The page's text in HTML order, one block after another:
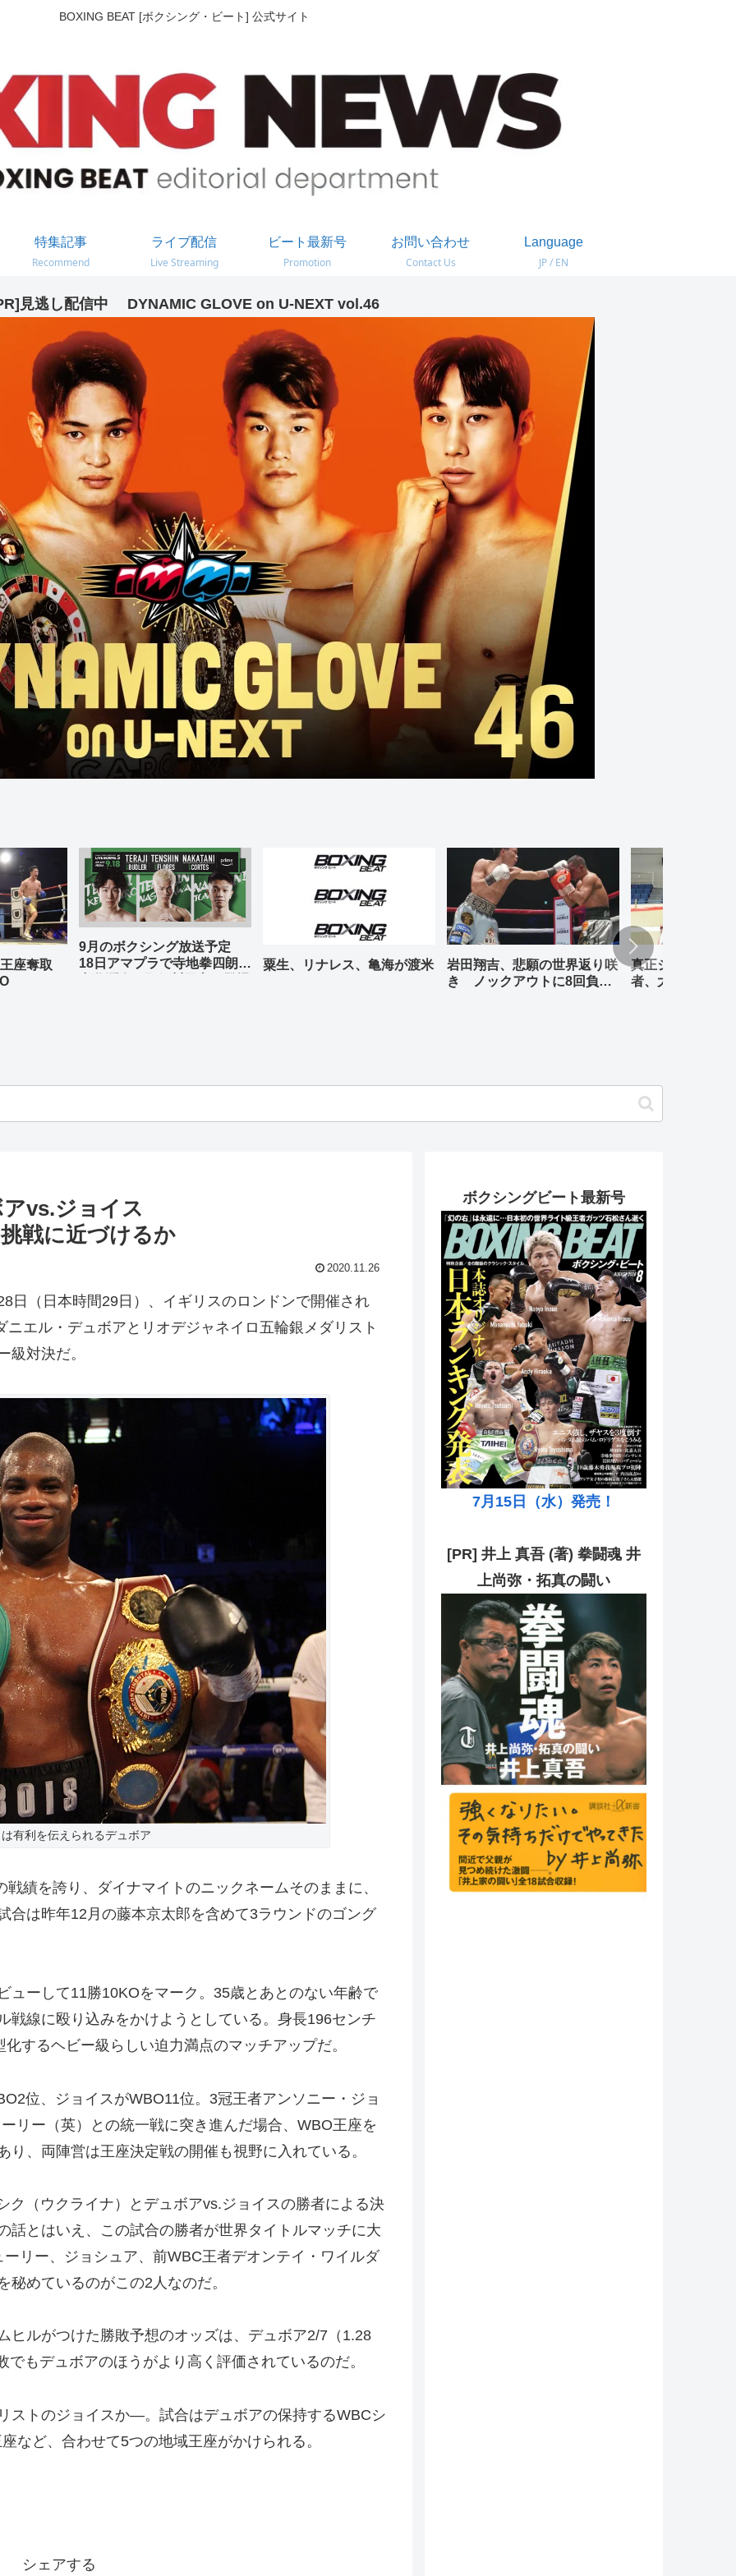
BOXING BEAT [ボクシング・ビート] 公式サイト
特集記事
Recommend
ライブ配信
Live Streaming
ビート最新号
Promotion
お問い合わせ
Contact Us
Language
JP / EN
見逃し配信中 DYNAMIC GLOVE on U-NEXT vol.46
王座奪取
9月のボクシング放送予定
18日アマプラで寺地拳四朗、
粟生、リナレス、亀海が渡米
岩田翔吉、悲願の世界返り咲
き ノックアウトに8回負傷
真正ジムの元
者、大橋哲朗、
vs.ジョイス
戦に近づけるか
2020.11.26
（日本時間29日）、イギリスのロンドンで開催され
ニエル・デュボアとリオデジャネイロ五輪銀メダリスト
級対決だ。
有利を伝えられるデュボア
績を誇り、ダイナマイトのニックネームそのままに、
合は昨年12月の藤本京太郎を含めて3ラウンドのゴング
ーして11勝10KOをマーク。35歳とあとのない年齢で
戦線に殴り込みをかけようとしている。身長196センチ
するヘビー級らしい迫力満点のマッチアップだ。
位、ジョイスがWBO11位。3冠王者アンソニー・ジョ
リー（英）との統一戦に突き進んだ場合、WBO王座を
、両陣営は王座決定戦の開催も視野に入れている。
（ウクライナ）とデュボアvs.ジョイスの勝者による決
話とはいえ、この試合の勝者が世界タイトルマッチに大
リー、ジョシュア、前WBC王者デオンテイ・ワイルダ
めているのがこの2人なのだ。
ルがつけた勝敗予想のオッズは、デュボア2/7（1.28
もデュボアのほうがより高く評価されているのだ。
トのジョイスか―。試合はデュボアの保持するWBCシ
など、合わせて5つの地域王座がかけられる。
シェアする
ボクシングビート最新号
7月15日（水）発売！
[PR] 井上 真吾 (著) 拳闘魂 井
上尚弥・拓真の闘い